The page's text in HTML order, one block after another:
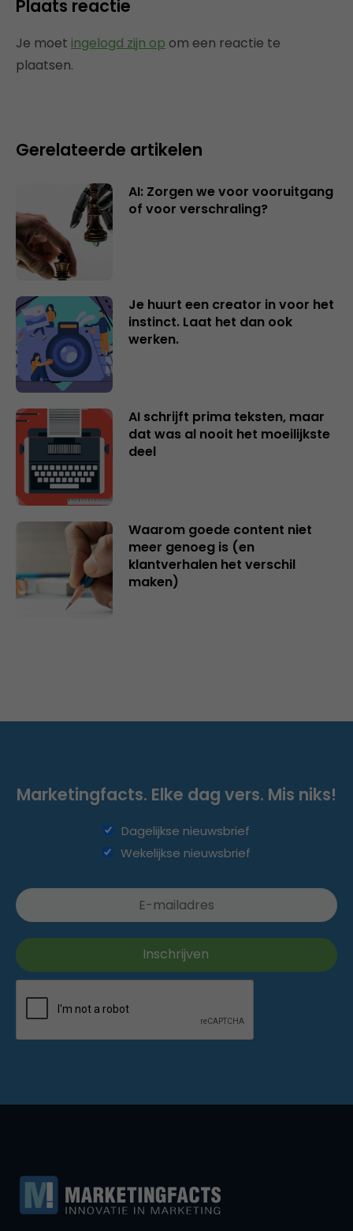
Plaats reactie
Je moet ingelogd zijn op om een reactie te
plaatsen.
Gerelateerde artikelen
AI: Zorgen we voor vooruitgang
of voor verschraling?
Je huurt een creator in voor het
instinct. Laat het dan ook
werken.
AI schrijft prima teksten, maar
dat was al nooit het moeilijkste
deel
Waarom goede content niet
meer genoeg is (en
klantverhalen het verschil
maken)
Marketingfacts. Elke dag vers. Mis niks!
Dagelijkse nieuwsbrief
Wekelijkse nieuwsbrief